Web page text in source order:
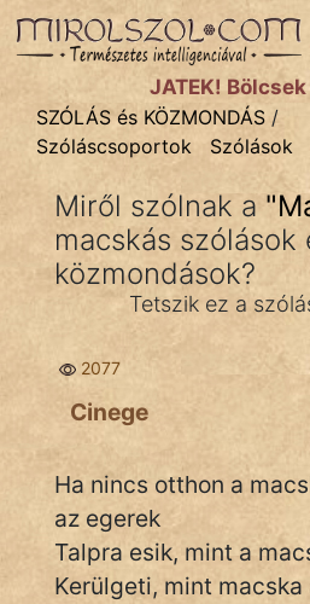
SZÓLÁS ÉS KÖZMONDÁS
Bibliai
Kifejezések
Közmondások
Rímelő
Szállóigék
Szóláscsoportok
Szólások
Tréfás
JÁTÉK!
SZÓLÁS és KÖZMONDÁS /
Szóláscsoportok
Szólások
Miről szólnak a "
macskás szólások
közmondások?
Tetszik ez a
2077
Cinege
Ha nincs otthon a
az egerek
Talpra esik, mint a
Kerülgeti, mint